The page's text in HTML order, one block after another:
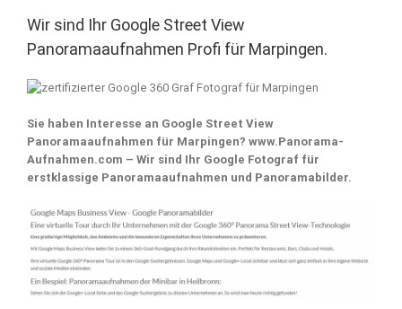
Wir sind Ihr Google Street View
Panoramaaufnahmen Profi für Marpingen.
Sie haben Interesse an Google Street View
Panoramaaufnahmen für Marpingen? www.Panorama-
Aufnahmen.com – Wir sind Ihr Google Fotograf für
erstklassige Panoramaaufnahmen und Panoramabilder.